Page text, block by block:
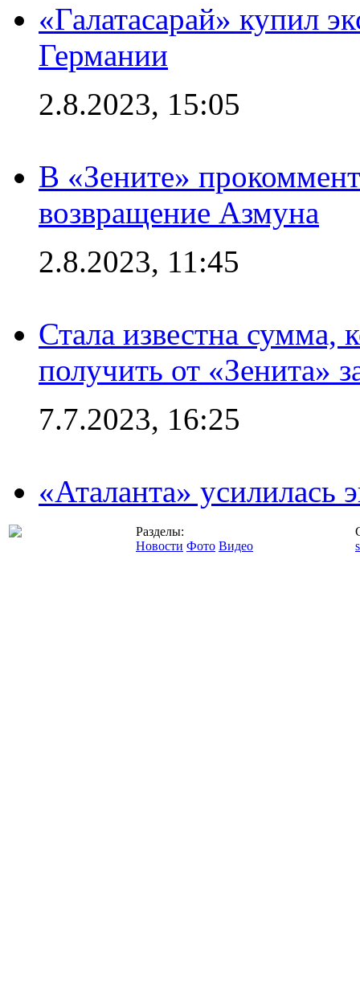
«Галатасарай» купил
Германии
2.8.2023, 15:05
В «Зените»
возвращение Азмуна
2.8.2023, 11:45
Стала известна сумма,
получить от «Зенита»
7.7.2023, 16:25
«Аталанта»
Разделы:
Новости Фото Видео